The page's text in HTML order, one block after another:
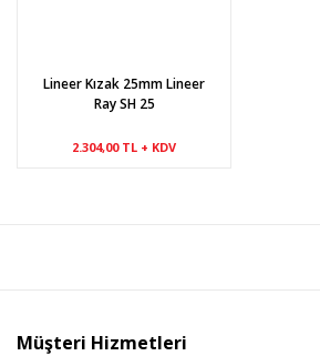
Lineer Kızak 25mm Lineer
Ray SH 25
2.304,00 TL + KDV
Müşteri Hizmetleri